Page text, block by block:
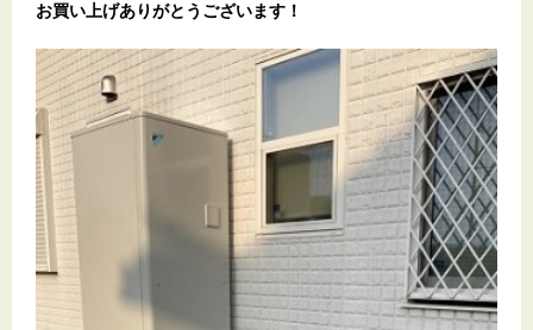
お買い上げありがとうございます！